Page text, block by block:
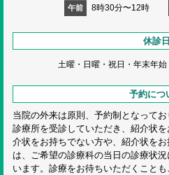
午前 8時30分〜12時
休診日
土曜・日曜・祝日・ 年末年始
予約につ
当院の外来は原則、予約制となって
診療所を受診していただき、紹介状
介状をお持ちでない方や、紹介状を
は、ご希望の診療科の当日の診療状
います。診療をお待ちいただくこと